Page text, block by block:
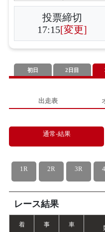
投票締切
17:15[変更]
初日 2日目
出走表
通常-結果
1R 2R 3R
レース結果
着 事 車